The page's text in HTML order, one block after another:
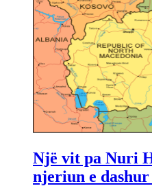
Një vit pa Nuri
njeriun e dashur